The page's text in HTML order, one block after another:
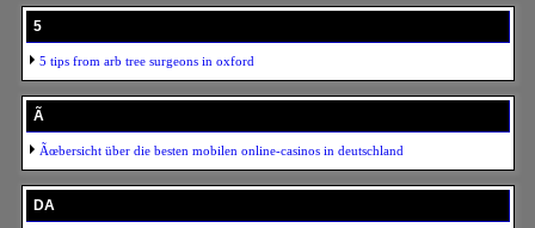
5
5 tips from arb tree surgeons in oxford
Ã
Ãœbersicht über die besten mobilen online-casinos in deutschland
DA